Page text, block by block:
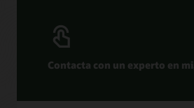
Contacta con un experto en